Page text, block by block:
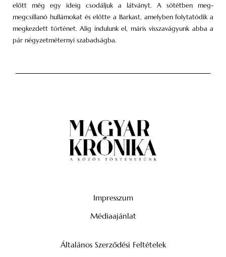
előtt még egy ideig csodáljuk a látványt. A sötétben meg-
megcsillanó hullámokat és előtte a Barkast, amelyben folytatódik a
megkezdett történet. Alig indulunk el, máris visszavágyunk abba a
pár négyzetméternyi szabadságba.
Impresszum
Médiaajánlat
Általános Szerződési Feltételek